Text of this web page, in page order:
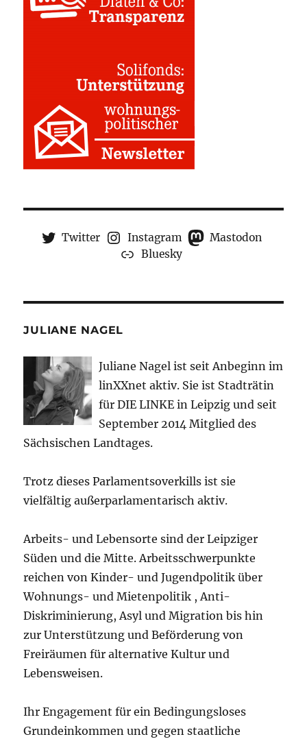
Twitter Instagram
Mastodon
Bluesky
JULIANE NAGEL
Juliane Nagel ist seitAnbeginn im
linXXnet aktiv. Sie ist Stadträtin
für DIE LINKE in Leipzig und seit
September 2014 Mitglied des
Sächsischen Landtages.
Trotz dieses Parlamentsoverkills ist sie
vielfältig außerparlamentarisch aktiv.
Arbeits- und Lebensorte sind der Leipziger
Süden und die Mitte. Arbeitsschwerpunkte
reichen von Kinder- und Jugendpolitik über
Wohnungs- und Mietenpolitik , Anti-
Diskriminierung, Asyl und Migration bis hin
zur Unterstützung und Beförderung von
Freiräumen für alternative Kultur und
Lebensweisen.
Ihr Engagement für ein Bedingungsloses
Grundeinkommen und gegen staatliche